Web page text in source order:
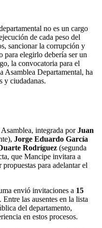
no es un cargo
de cada peso del
sancionar la corrupción y
para elegirlo debería ser un
la convocatoria para el
Asamblea Departamental, ha
y ciudadanas.
integrada porJuan
Jorge Eduardo García
Rodríguez (segunda
que Mancipe invitara a
para adelantar el
envió invitaciones a 15
. Entre las ausentes en la lista
del departamento,
en estos procesos.